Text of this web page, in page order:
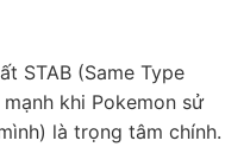
STAB (Same Type
khi Pokemon sử
là trọng tâm chính.